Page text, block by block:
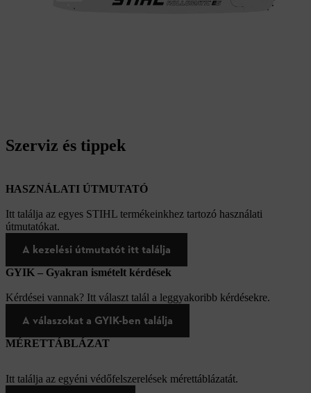
Szerviz és tippek
HASZNÁLATI ÚTMUTATÓ
Itt találja az egyes STIHL termékeinkhez tartozó használati
útmutatókat.
A kezelési útmutatót itt találja
GYIK – Gyakran ismételt kérdések
Kérdései vannak? Itt választ talál a leggyakoribb kérdésekre.
A válaszokat a GYIK-ben találja
MÉRETTÁBLÁZAT
Itt találja az egyéni védőfelszerelések mérettáblázatát.